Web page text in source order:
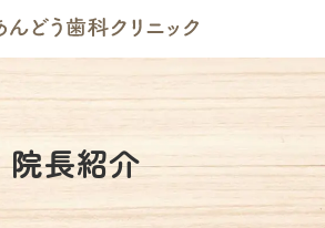
院長紹介